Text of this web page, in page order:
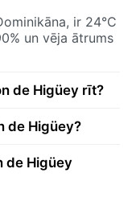
ir 24°C
un vēja ātrums
de Higüey rīt?
de Higüey?
de Higüey